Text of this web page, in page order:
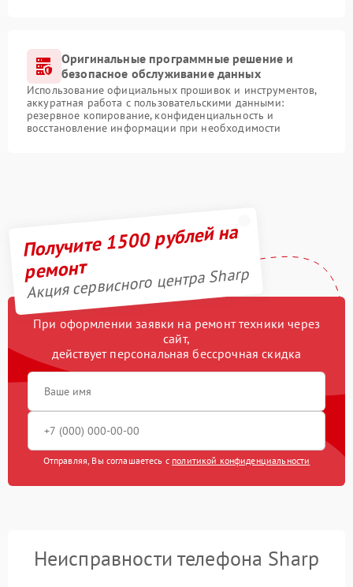
Оригинальные программные решение и
безопасное обслуживание данных
Использование официальных прошивок и инструментов,
аккуратная работа с пользовательскими данными:
резервное копирование, конфиденциальность и
восстановление информации при необходимости
Получите 1500 рублей на
ремонт
Акция сервисного центра Sharp
При оформлении заявки на ремонт техники через
сайт,
действует персональная бессрочная скидка
Отправляя, Вы соглашаетесь с политикой конфиденциальности
Неисправности телефона Sharp